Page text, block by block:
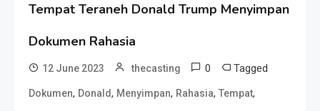
Tempat Teraneh Donald Trump Menyimpan
Dokumen Rahasia
12 June 2023 thecasting 0 Tagged
Dokumen, Donald, Menyimpan, Rahasia, Tempat,